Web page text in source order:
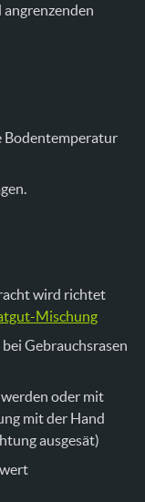
angrenzenden
Bodentemperatur
wird richtet
Mischung
Gebrauchsrasen
oder mit
mit der Hand
ausgesät)